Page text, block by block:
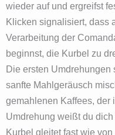
wieder auf und ergreifst
Klicken signalisiert, dass
Verarbeitung der
beginnst, die Kurbel zu
Die ersten
sanfte Mahlgeräusch
gemahlenen Kaffees, der
Umdrehung weißt du
Kurbel gleitet fast wie